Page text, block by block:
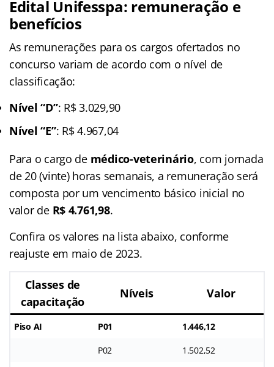
Edital Unifesspa: remuneração e
benefícios
As remunerações para os cargos ofertados no
concurso variam de acordo com o nível de
classificação:
Nível “D”: R$ 3.029,90
Nível “E”: R$ 4.967,04
Para o cargo de médico-veterinário, com jornada
de 20 (vinte) horas semanais, a remuneração será
composta por um vencimento básico inicial no
valor de R$ 4.761,98.
Confira os valores na lista abaixo, conforme
reajuste em maio de 2023.
Classes de
capacitação
Níveis Valor
Piso AI P01 1.446,12
P02 1.502,52